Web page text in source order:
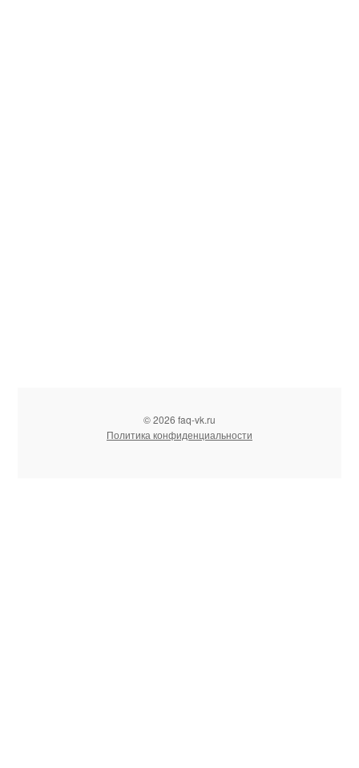
© 2026 faq-vk.ru
Политика конфиденциальности